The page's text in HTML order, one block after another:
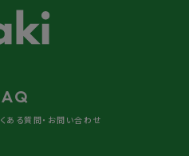
ある質問・お問い合わせ